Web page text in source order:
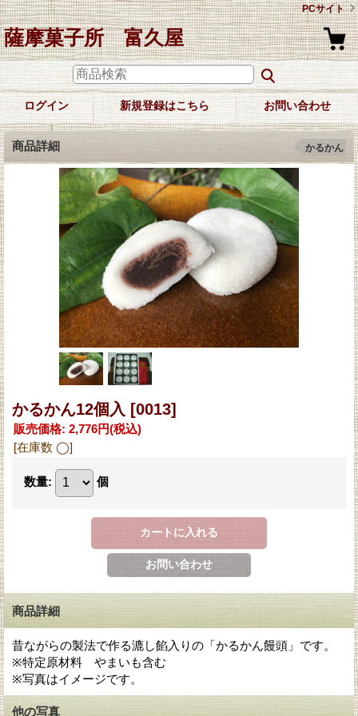
PCサイト
薩摩菓子所 富久屋
ログイン 新規登録はこちら お問い合わせ
商品詳細 かるかん
かるかん12個入 [0013]
販売価格: 2,776円(税込)
[在庫数 ◯]
数量: 個
商品詳細
昔ながらの製法で作る漉し餡入りの「かるかん饅頭」です。
※特定原材料 やまいも含む
※写真はイメージです。
他の写真